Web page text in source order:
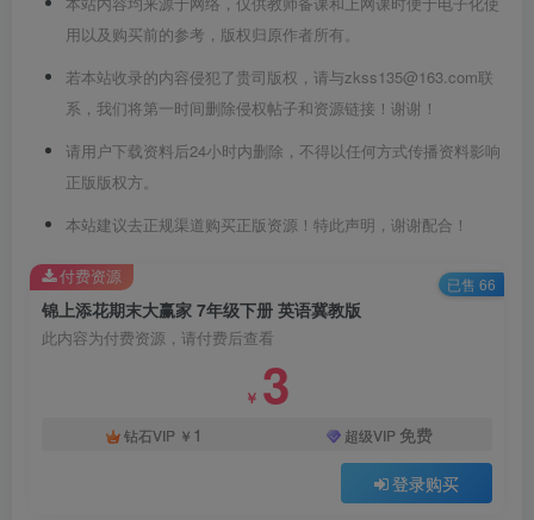
用以及购买前的参考，版权归原作者所有。
若本站收录的内容侵犯了贵司版权，请与zkss135@163.com联
系，我们将第一时间删除侵权帖子和资源链接！谢谢！
请用户下载资料后24小时内删除，不得以任何方式传播资料影响
正版版权方。
本站建议去正规渠道购买正版资源！特此声明，谢谢配合！
锦上添花期末大赢家 7年级下册 英语冀教版
此内容为付费资源，请付费后查看
￥ 3
钻石VIP ￥ 1 超级VIP 免费
登录购买
付费资源 已售 66